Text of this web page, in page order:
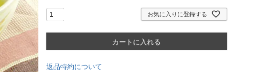
お気に入りに登録する
カートに入れる
返品特約について